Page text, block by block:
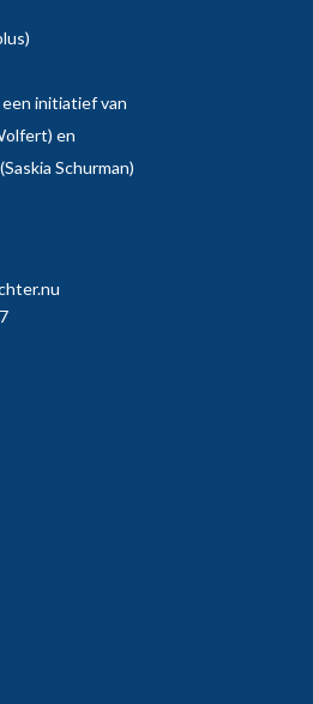
initiatief van
en
Schurman)